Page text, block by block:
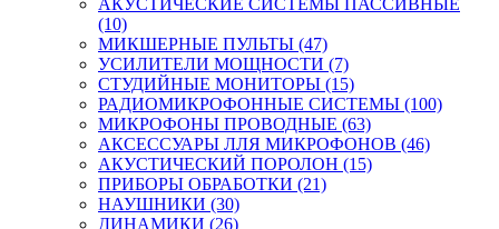
(10)
МИКШЕРНЫЕ ПУЛЬТЫ (47)
УСИЛИТЕЛИ МОЩНОСТИ (7)
СТУДИЙНЫЕ МОНИТОРЫ (15)
РАДИОМИКРОФОННЫЕ СИСТЕМЫ (100)
МИКРОФОНЫ ПРОВОДНЫЕ (63)
АКСЕССУАРЫ ЛЛЯ МИКРОФОНОВ (46)
АКУСТИЧЕСКИЙ ПОРОЛОН (15)
ПРИБОРЫ ОБРАБОТКИ (21)
НАУШНИКИ (30)
ДИНАМИКИ (26)